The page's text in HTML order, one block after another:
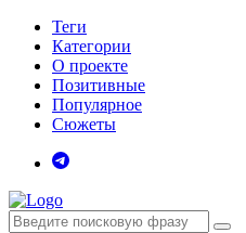
Теги
Категории
О проекте
Позитивные
Популярное
Сюжеты